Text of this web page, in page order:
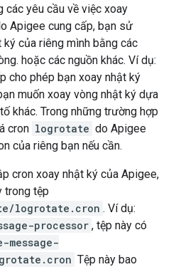
các yêu cầu về việc xoay
Apigee cung cấp, bạn sử
của riêng mình bằng các
hoặc các nguồn khác. Ví dụ:
cho phép bạn xoay nhật ký
muốn xoay vòng nhật ký dựa
khác. Trong những trường hợp
cron logrotate do Apigee
của riêng bạn nếu cần.
cron xoay nhật ký của Apigee,
trong tệp
logrotate.cron . Ví dụ:
processor , tệp này có
message-
Tệp này bao